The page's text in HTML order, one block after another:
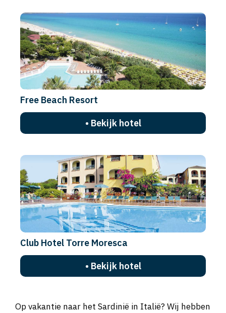
Free Beach Resort
• Bekijk hotel
Club Hotel Torre Moresca
• Bekijk hotel
Op vakantie naar het Sardinië in Italië? Wij hebben